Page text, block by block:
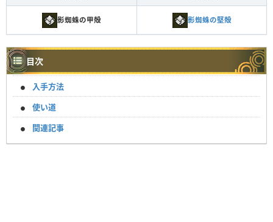
影蜘蛛の甲殻 影蜘蛛の堅殻
目次
入手方法
使い道
関連記事